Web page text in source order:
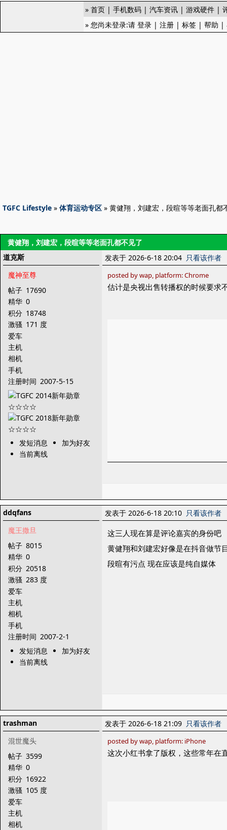
» 首页 | 手机数码 | 汽车资讯 | 游戏硬件 |
» 您尚未登录:请 登录 | 注册 | 标签 | 帮助 |
TGFC Lifestyle » 体育运动专区 » 黄健翔，刘建宏，段暄等等老面孔都
黄健翔，刘建宏，段暄等等老面孔都不见了
道克斯
魔神至尊
帖子 17690
精华 0
积分 18748
激骚 171 度
爱车
主机
相机
手机
注册时间 2007-5-15
发短消息
加为好友
当前离线
发表于 2026-6-18 20:04 只看该作者
posted by wap, platform: Chrome
估计是央视出售转播权的时候要求
ddqfans
魔王撒旦
帖子 8015
精华 0
积分 20518
激骚 283 度
爱车
主机
相机
手机
注册时间 2007-2-1
发短消息
加为好友
当前离线
发表于 2026-6-18 20:10 只看该作者
这三人现在算是评论嘉宾的身份吧
黄健翔和刘建宏好像是在抖音做节
段暄有污点 现在应该是纯自媒体
trashman
混世魔头
帖子 3599
精华 0
积分 16922
激骚 105 度
爱车
主机
相机
发表于 2026-6-18 21:09 只看该作者
posted by wap, platform: iPhone
这次小红书拿了版权，这些常年在